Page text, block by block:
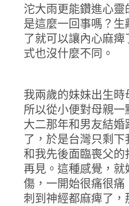
沱大雨更能鑽進心
是這麼一回事嗎？
了就可以讓內心麻
式也沒什麼不同。
我兩歲的妹妹出生時
所以從小便對母親
大二那年和男友結
了，於是台灣只剩
和我先後面臨喪父
再見。這種感覺，就
傷，一開始很痛很痛
刺到神經都麻痺了，